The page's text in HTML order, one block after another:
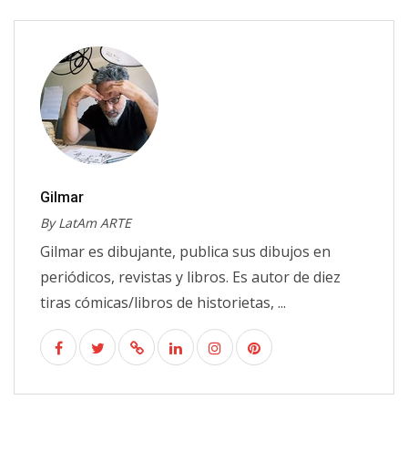
Gilmar
By LatAm ARTE
Gilmar es dibujante, publica sus dibujos en
periódicos, revistas y libros. Es autor de diez
tiras cómicas/libros de historietas, ...